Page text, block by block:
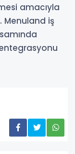
amacıyla
iş